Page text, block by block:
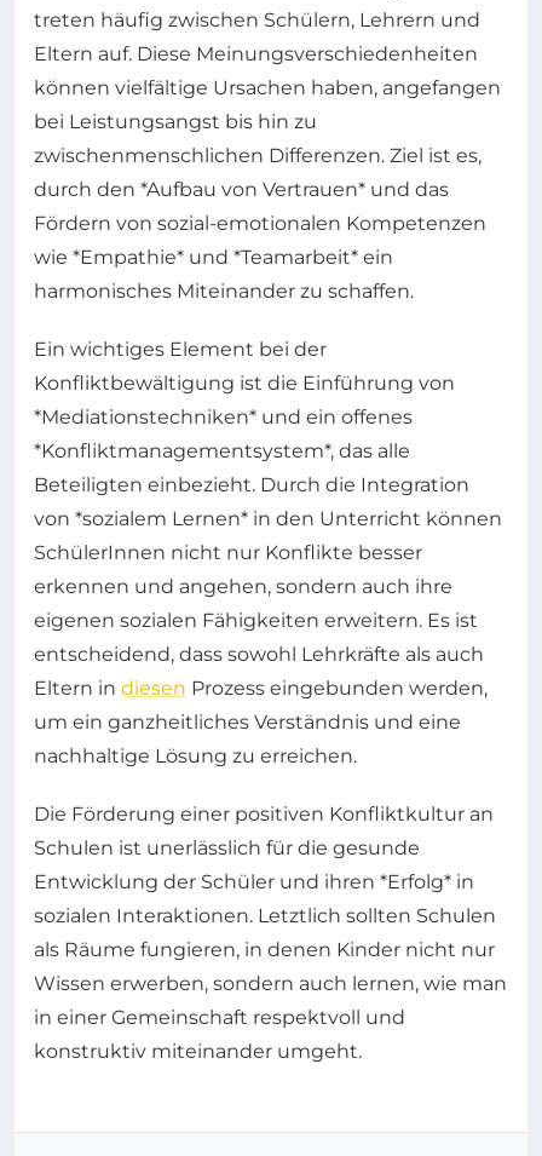
treten häufig zwischen Schülern, Lehrern und
Eltern auf. Diese Meinungsverschiedenheiten
können vielfältige Ursachen haben, angefangen
bei Leistungsangst bis hin zu
zwischenmenschlichen Differenzen. Ziel ist es,
durch den *Aufbau von Vertrauen* und das
Fördern von sozial-emotionalen Kompetenzen
wie *Empathie* und *Teamarbeit* ein
harmonisches Miteinander zu schaffen.
Ein wichtiges Element bei der
Konfliktbewältigung ist die Einführung von
*Mediationstechniken* und ein offenes
*Konfliktmanagementsystem*, das alle
Beteiligten einbezieht. Durch die Integration
von *sozialem Lernen* in den Unterricht können
SchülerInnen nicht nur Konflikte besser
erkennen und angehen, sondern auch ihre
eigenen sozialen Fähigkeiten erweitern. Es ist
entscheidend, dass sowohl Lehrkräfte als auch
Eltern in diesen Prozess eingebunden werden,
um ein ganzheitliches Verständnis und eine
nachhaltige Lösung zu erreichen.
Die Förderung einer positiven Konfliktkultur an
Schulen ist unerlässlich für die gesunde
Entwicklung der Schüler und ihren *Erfolg* in
sozialen Interaktionen. Letztlich sollten Schulen
als Räume fungieren, in denen Kinder nicht nur
Wissen erwerben, sondern auch lernen, wie man
in einer Gemeinschaft respektvoll und
konstruktiv miteinander umgeht.